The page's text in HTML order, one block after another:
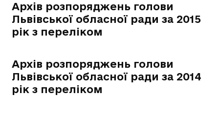
Архів розпоряджень голови
Львівської обласної ради за 2015
рік з переліком
Архів розпоряджень голови
Львівської обласної ради за 2014
рік з переліком